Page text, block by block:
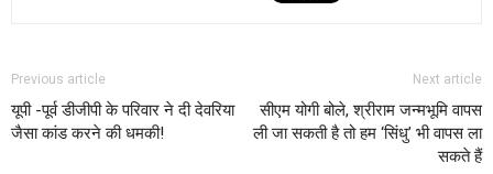
Previous article
यूपी -पूर्व डीजीपी के परिवार ने दी देवरिया
जैसा कांड करने की धमकी!
Next article
सीएम योगी बोले, श्रीराम जन्मभूमि वापस
ली जा सकती है तो हम ‘सिंधु’ भी वापस ला
सकते हैं